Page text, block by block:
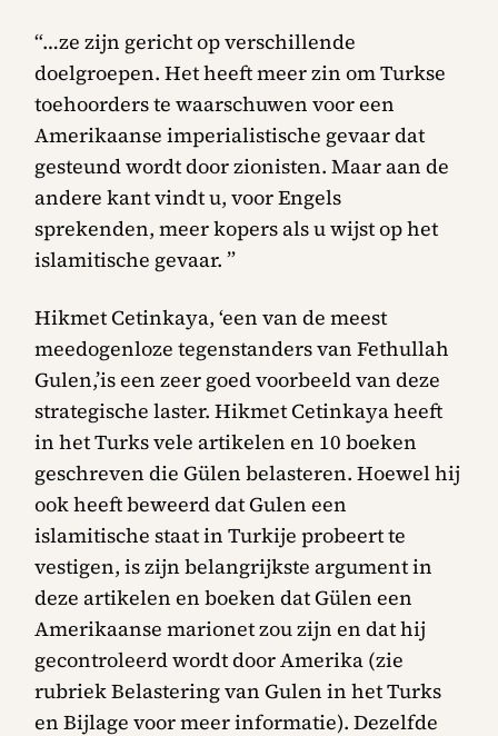
“…ze zijn gericht op verschillende
doelgroepen. Het heeft meer zin om Turkse
toehoorders te waarschuwen voor een
Amerikaanse imperialistische gevaar dat
gesteund wordt door zionisten. Maar aan de
andere kant vindt u, voor Engels
sprekenden, meer kopers als u wijst op het
islamitische gevaar. ”
Hikmet Cetinkaya, ‘een van de meest
meedogenloze tegenstanders van Fethullah
Gulen,’is een zeer goed voorbeeld van deze
strategische laster. Hikmet Cetinkaya heeft
in het Turks vele artikelen en 10 boeken
geschreven die Gülen belasteren. Hoewel hij
ook heeft beweerd dat Gulen een
islamitische staat in Turkije probeert te
vestigen, is zijn belangrijkste argument in
deze artikelen en boeken dat Gülen een
Amerikaanse marionet zou zijn en dat hij
gecontroleerd wordt door Amerika (zie
rubriek Belastering van Gulen in het Turks
en Bijlage voor meer informatie). Dezelfde